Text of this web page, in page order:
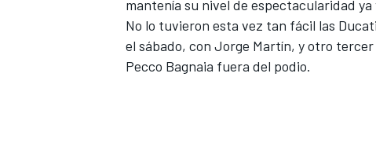
mantenía su nivel de espectacularidad
No lo tuvieron esta vez tan fácil las
el sábado, con Jorge Martín, y otro tercer
Pecco Bagnaia fuera del podio.